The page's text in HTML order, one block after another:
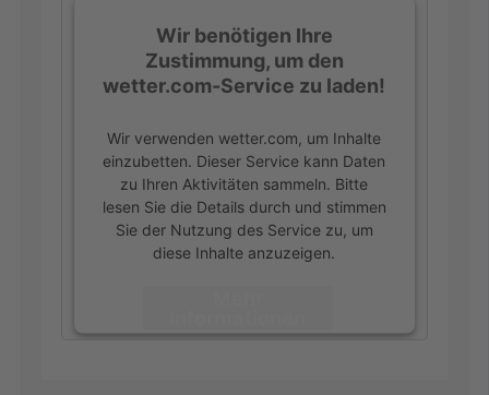
Wir benötigen Ihre
Zustimmung, um den
wetter.com-Service zu laden!
Wir verwenden wetter.com, um Inhalte
einzubetten. Dieser Service kann Daten
zu Ihren Aktivitäten sammeln. Bitte
lesen Sie die Details durch und stimmen
Sie der Nutzung des Service zu, um
diese Inhalte anzuzeigen.